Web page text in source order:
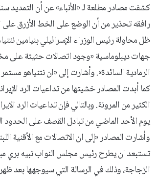
كشفت مصادر مطلعة لـ «الأنباء» عن أن التمديد
رافقه تحذير من أن الوضع على الخط الأزرق
ظل محاولة رئيس الوزراء الإسرائيلي بنيامين
جهات ديبلوماسية «وجود اتصالات حثيثة على
الرمادية السائدة». وأشارت إلى «ان نتنياهو
كما أبدت المصادر خشيتها من تداعيات الرد
الكثير من المرونة. وبالتالي فإن تداعيات الرد
يوم الأحد الماضي من تبادل القصف على الحدود
وأشارت المصادر «إلى ان الاتصالات مع الأقنية
تستبعد ان يطرح رئيس مجلس النواب نبيه بري
الزجاجة، وذلك في الرسالة التي سيوجهها بعد ظهر غد السبت